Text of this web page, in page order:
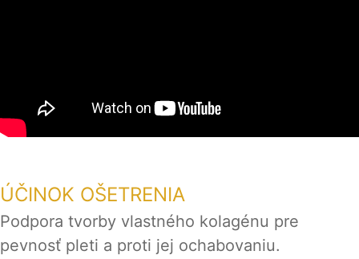
ÚČINOK OŠETRENIA
Podpora tvorby vlastného kolagénu pre
pevnosť pleti a proti jej ochabovaniu.